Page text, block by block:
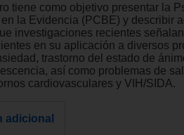
tiene como objetivo presentar la
la Evidencia (PCBE) y describir
investigaciones recientes
en su aplicación a diversos
trastorno del estado de
así como problemas de
cardiovasculares y VIH/SIDA.
adicional